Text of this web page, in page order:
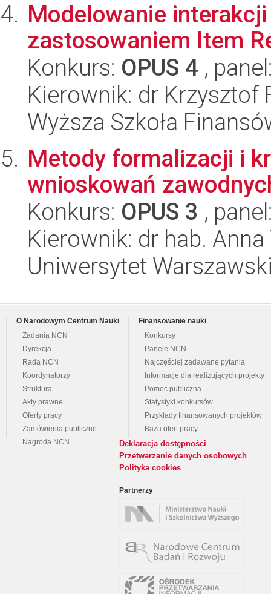
Modelowanie
zastosowaniem Item
Konkurs: OPUS 4 ,
Kierownik: dr Krzysztof
Wyższa Szkoła
Metody formalizacji i
wnioskowań
Konkurs: OPUS 3 ,
Kierownik: dr hab.
Uniwersytet
O Narodowym Centrum Nauki
Zadania NCN
Dyrekcja
Rada NCN
Koordynatorzy
Struktura
Akty prawne
Oferty pracy
Zamówienia publiczne
Nagroda NCN
Finansowanie nauki
Konkursy
Panele NCN
Najczęściej zadawane pytania
Informacje dla realizujących projekty
Pomoc publiczna
Statystyki konkursów
Przykłady finansowanych projektów
Baza ofert pracy
Deklaracja dostępności
Przetwarzanie danych osobowych
Polityka cookies
Partnerzy